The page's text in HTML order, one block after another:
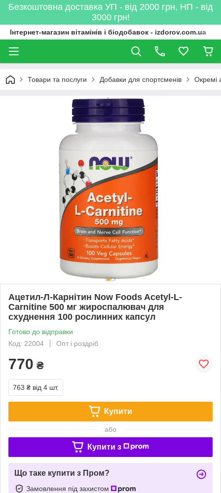
Безкоштовна доставка УП - від 2000 грн, НП - від
3000 грн!
Інтернет-магазин вітамінів і біодобавок - izdorov.com.ua
Товари та послуги Добавки для спортсменів Окремі
Ацетил-Л-Карнітин Now Foods Acetyl-L-
Carnitine 500 мг жироспалювач для
схуднення 100 рослинних капсул
Готово до відправки
Код: 22004
Опт і роздріб
770 ₴
763 ₴ від 4 шт.
Купити
або
Купити з
Що таке купити з Пром?
Замовлення під захистом